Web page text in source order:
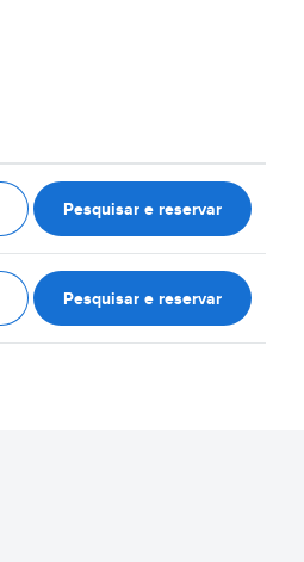
Pesquisar e reservar
Pesquisar e reservar